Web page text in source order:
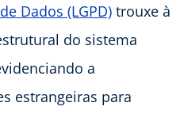
Dados (LGPD) trouxe à
do sistema
a
estrangeiras para